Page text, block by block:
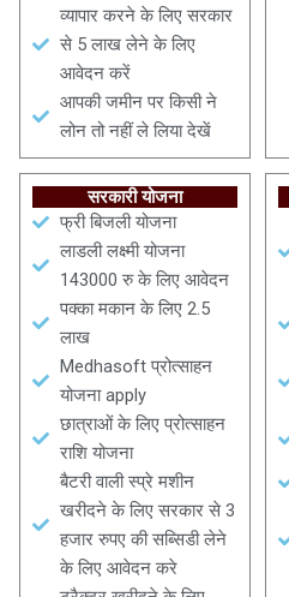
व्यापार करने के लिए सरकार
से 5 लाख लेने के लिए
आवेदन करें
आपकी जमीन पर किसी ने
लोन तो नहीं ले लिया देखें
सरकारी योजना
फ्री बिजली योजना
लाडली लक्ष्मी योजना
143000 रु के लिए आवेदन
पक्का मकान के लिए 2.5
लाख
Medhasoft प्रोत्साहन
योजना apply
छात्राओं के लिए प्रोत्साहन
राशि योजना
बैटरी वाली स्प्रे मशीन
खरीदने के लिए सरकार से 3
हजार रुपए की सब्सिडी लेने
के लिए आवेदन करे